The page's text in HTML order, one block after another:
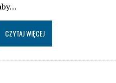
CZYTAJ WIĘCEJ